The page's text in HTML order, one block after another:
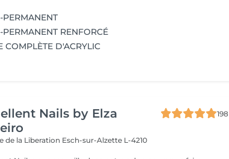
PERMANENT
PERMANENT RENFORCÉ
COMPLÈTE D'ACRYLIC
Nails by Elza
198
de la Liberation Esch-sur-Alzette L-4210